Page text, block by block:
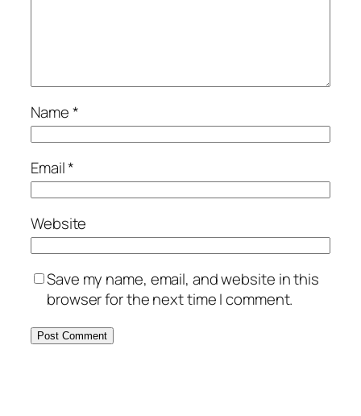
Name*
Email*
Website
Save my name, email, and website in this
browser for the next time I comment.